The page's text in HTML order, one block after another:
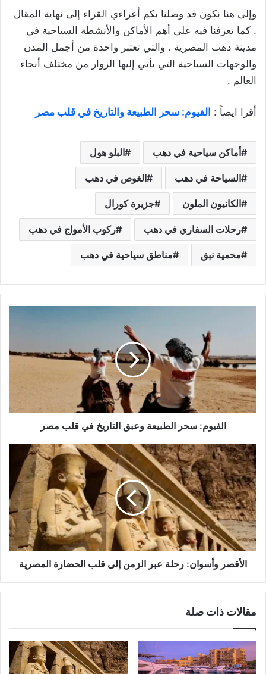
وإلى هنا نكون قد وصلنا بكم أعزاءي القراء إلى نهاية المقال
. كما تعرفنا فيه على أهم الأماكن والأنشطة السياحية في
مدينة دهب المصرية . والتي تعتبر واحدة من أجمل المدن
والوجهات السياحية التي يأتي إليها الزوار من مختلف أنحاء
العالم .
أقرا ايصاً : الفيوم: سحر الطبيعة والتاريخ في قلب مصر
أماكن سياحية في دهب البلو هول
السياحة في دهب الغوص في دهب
الكانيون الملون جزيرة كورال
رحلات السفاري في دهب ركوب الأمواج في دهب
محمية نبق مناطق سياحية في دهب
التاريخ
في
قلب
مصر
الفيوم: سحر الطبيعة وعبق التاريخ في قلب مصر
الأقصر
وأسوان:
رحلة
عبر
الزمن
إلى
قلب
الحضارة
المصرية
الأقصر وأسوان: رحلة عبر الزمن إلى قلب الحضارة المصرية
مقالات ذات صلة